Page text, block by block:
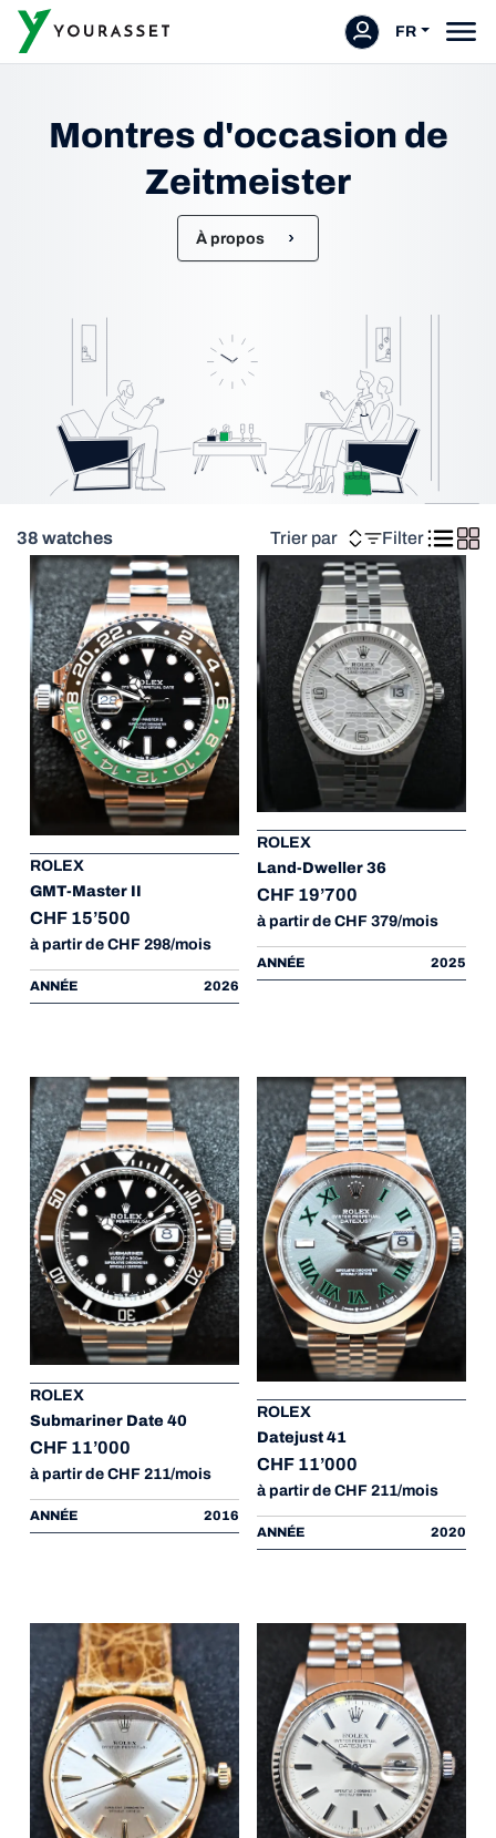
FR
Montres d'occasion de
Zeitmeister
À propos
38 watches Trier par Filter
ROLEX
GMT-Master II
CHF 15’500
à partir de CHF 298/mois
ANNÉE 2026
ROLEX
Land-Dweller 36
CHF 19’700
à partir de CHF 379/mois
ANNÉE 2025
ROLEX
Submariner Date 40
CHF 11’000
à partir de CHF 211/mois
ANNÉE 2016
ROLEX
Datejust 41
CHF 11’000
à partir de CHF 211/mois
ANNÉE 2020